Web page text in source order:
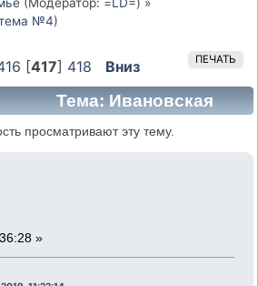
№4)
ПЕЧАТЬ
[417] 418 Вниз
Тема: Ивановская
(Прочитано 536424 раз)
просматривают эту тему.
»